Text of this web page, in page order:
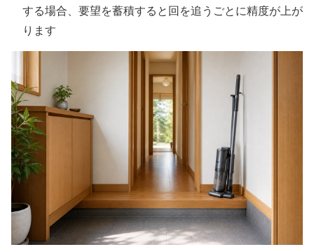
する場合、要望を蓄積すると回を追うごとに精度が上が
ります